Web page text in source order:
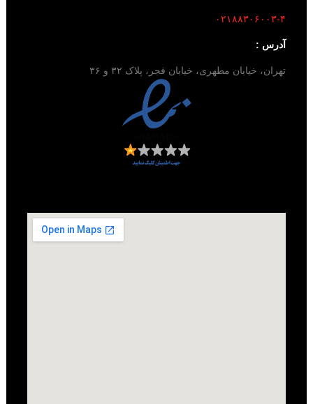
۰۲۱۸۸۳۰۶۰۰۳-۴
آدرس :
تهران، خیابان مطهری، خیابان فجر، پلاک ۳۲ و ۳۶